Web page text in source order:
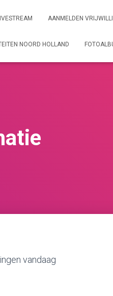
AANMELDEN
NOORD HOLLAND
vandaag